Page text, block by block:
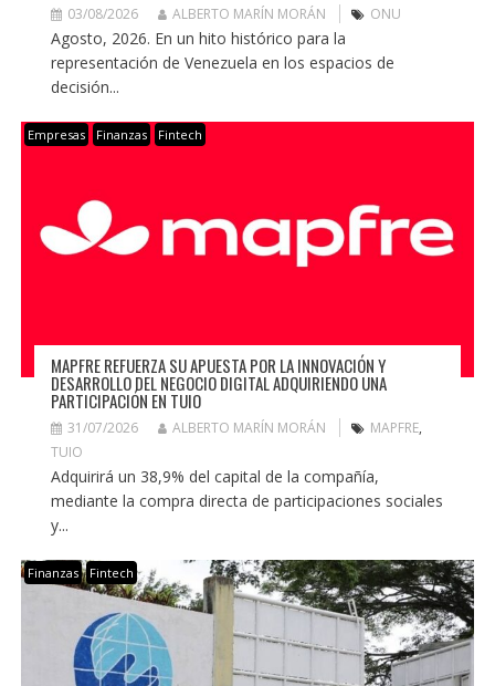
03/08/2026 ALBERTO MARÍN MORÁN ONU
Agosto, 2026. En un hito histórico para la
representación de Venezuela en los espacios de
decisión...
Empresas Finanzas Fintech
MAPFRE REFUERZA SU APUESTA POR LA INNOVACIÓN Y
DESARROLLO DEL NEGOCIO DIGITAL ADQUIRIENDO UNA
PARTICIPACIÓN EN TUIO
31/07/2026 ALBERTO MARÍN MORÁN MAPFRE,
TUIO
Adquirirá un 38,9% del capital de la compañía,
mediante la compra directa de participaciones sociales
y...
Finanzas Fintech